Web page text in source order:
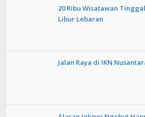
20 Ribu Wisatawan
Libur Lebaran
Jalan Raya di IKN